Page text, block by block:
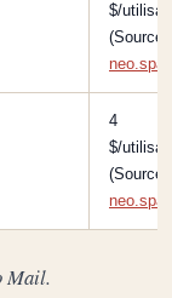
$/
(Source:
4
$/
(Source:
Mail.